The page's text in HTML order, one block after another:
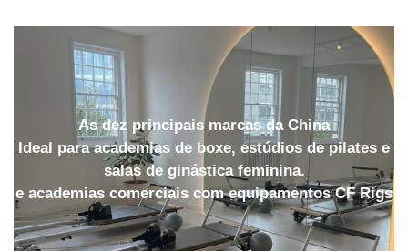
As dez principais marcas da China
Ideal para academias de boxe, estúdios de pilates e
salas de ginástica feminina.
e academias comerciais com equipamentos CF Rigs